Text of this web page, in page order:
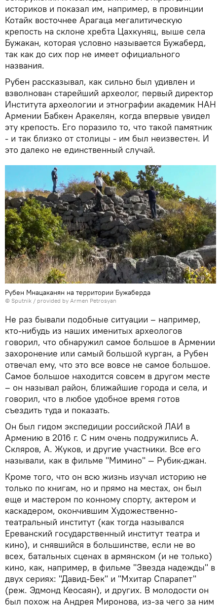
историков и показал им, например, в провинции
Котайк восточнее Арагаца мегалитическую
крепость на склоне хребта Цахкуняц, выше села
Бужакан, которая условно называется Бужаберд,
так как до сих пор не имеет официального
названия.
Рубен рассказывал, как сильно был удивлен и
взволнован старейший археолог, первый директор
Института археологии и этнографии академик НАН
Армении Бабкен Аракелян, когда впервые увидел
эту крепость. Его поразило то, что такой памятник
- и так близко от столицы - им был неизвестен. И
это далеко не единственный случай.
Рубен Мнацаканян на территории Бужабердa
© Sputnik / provided by Armen Petrosyan
Не раз бывали подобные ситуации – например,
кто-нибудь из наших именитых археологов
говорил, что обнаружил самое большое в Армении
захоронение или самый большой курган, а Рубен
отвечал ему, что это все вовсе не самое большое.
Самое большое находится совсем в другом месте
– он называл район, ближайшие города и села, и
говорил, что в любое удобное время готов
съездить туда и показать.
Он был гидом экспедиции российской ЛАИ в
Армению в 2016 г. С ним очень подружились А.
Скляров, А. Жуков, и другие участники. Все его
называли, как в фильме "Мимино" — Рубик-джан.
Кроме того, что он всю жизнь изучал историю не
только по книгам, но и прямо на местах, он был
еще и мастером по конному спорту, актером и
каскадером, окончившим Художественно-
театральный институт (как тогда назывался
Ереванский государственный институт театра и
кино), и снявшийся в большинстве, если не во
всех, батальных сценах в армянском (и не только)
кино, как, например, в фильме "Звезда надежды" в
двух сериях: "Давид-Бек" и "Мхитар Спарапет"
(реж. Эдмонд Кеосаян), и других. В молодости он
был похож на Андрея Миронова, из-за чего за ним